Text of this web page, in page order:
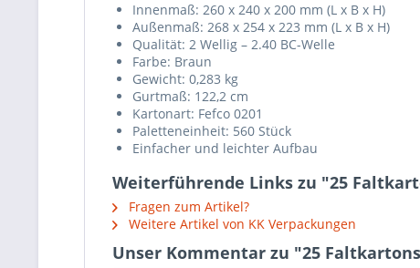
Innenmaß: 260 x 240 x 200 mm (L x B x H)
Außenmaß: 268 x 254 x 223 mm (L x B x H)
Qualität: 2 Wellig – 2.40 BC-Welle
Farbe: Braun
Gewicht: 0,283 kg
Gurtmaß: 122,2 cm
Kartonart: Fefco 0201
Paletteneinheit: 560 Stück
Einfacher und leichter Aufbau
Weiterführende Links zu "25
Fragen zum Artikel?
Weitere Artikel von KK Verpackungen
Unser Kommentar zu "25